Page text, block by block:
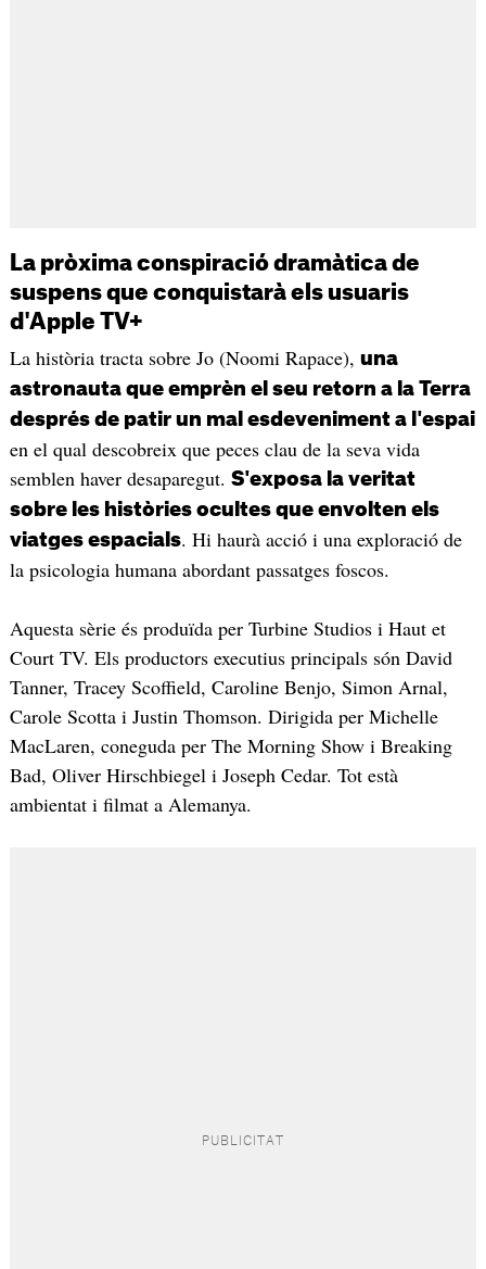
La pròxima conspiració dramàtica de
suspens que conquistarà els usuaris
d'Apple TV+
La història tracta sobre Jo (Noomi Rapace), una
astronauta que emprèn el seu retorn a la Terra
després de patir un mal esdeveniment a l'espai
en el qual descobreix que peces clau de la seva vida
semblen haver desaparegut. S'exposa la veritat
sobre les històries ocultes que envolten els
viatges espacials. Hi haurà acció i una exploració de
la psicologia humana abordant passatges foscos.
Aquesta sèrie és produïda per Turbine Studios i Haut et
Court TV. Els productors executius principals són David
Tanner, Tracey Scoffield, Caroline Benjo, Simon Arnal,
Carole Scotta i Justin Thomson. Dirigida per Michelle
MacLaren, coneguda per The Morning Show i Breaking
Bad, Oliver Hirschbiegel i Joseph Cedar. Tot està
ambientat i filmat a Alemanya.